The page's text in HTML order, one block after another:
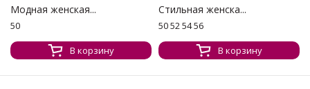
Модная женская...
50
В корзину
Стильная женска...
50 52 54 56
В корзину